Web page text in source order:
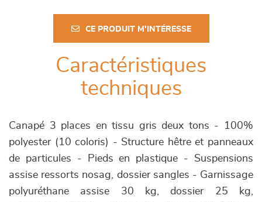
CE PRODUIT M'INTÉRESSE
Caractéristiques
techniques
Canapé 3 places en tissu gris deux tons - 100%
polyester (10 coloris) - Structure hêtre et panneaux
de particules - Pieds en plastique - Suspensions
assise ressorts nosag, dossier sangles - Garnissage
polyuréthane assise 30 kg, dossier 25 kg,